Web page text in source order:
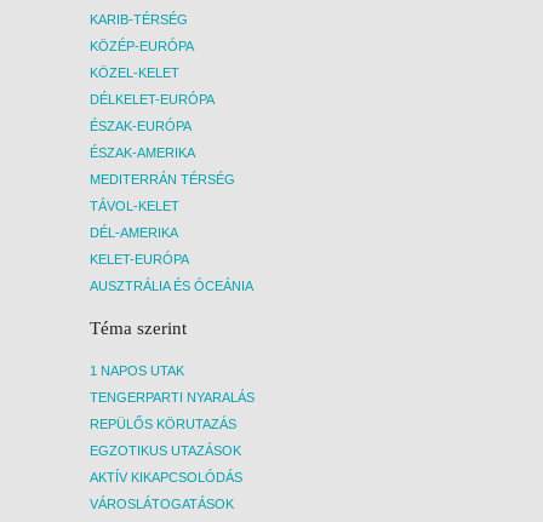
KARIB-TÉRSÉG
KÖZÉP-EURÓPA
KÖZEL-KELET
DÉLKELET-EURÓPA
ÉSZAK-EURÓPA
ÉSZAK-AMERIKA
MEDITERRÁN TÉRSÉG
TÁVOL-KELET
DÉL-AMERIKA
KELET-EURÓPA
AUSZTRÁLIA ÉS ÓCEÁNIA
Téma szerint
1 NAPOS UTAK
TENGERPARTI NYARALÁS
REPÜLŐS KÖRUTAZÁS
EGZOTIKUS UTAZÁSOK
AKTÍV KIKAPCSOLÓDÁS
VÁROSLÁTOGATÁSOK